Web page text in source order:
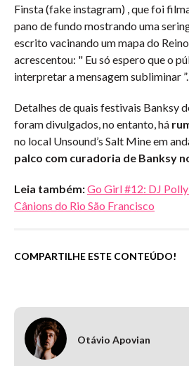
Finsta (fake instagram) , que foi
pano de fundo mostrando uma
escrito vacinando um mapa do
acrescentou: " Eu só espero que o
interpretar a mensagem subliminar ”.
Detalhes de quais festivais Banksy
foram divulgados, no entanto, há
no local Unsound’s Salt Mine em
palco com curadoria de Banksy
Leia também:Go Girl #12: DJ
Cânions do Rio São Francisco
COMPARTILHE ESTE CONTEÚDO!
Otávio Apovian